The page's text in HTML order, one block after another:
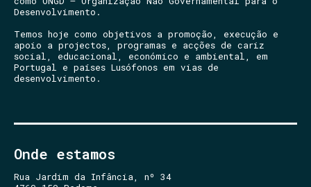
Desenvolvimento.
Temos hoje como objetivos a promoção, execução e
apoio a projectos, programas e acções de cariz
social, educacional, económico e ambiental, em
Portugal e países Lusófonos em vias de
desenvolvimento.
Onde estamos
Rua Jardim da Infância, nº 34